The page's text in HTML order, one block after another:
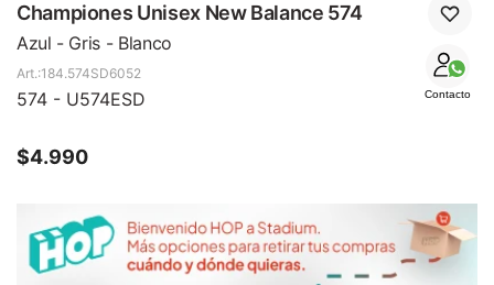
Championes Unisex New Balance 574
Azul - Gris - Blanco
Contacto
184.574SD6052
574 - U574ESD
$4.990